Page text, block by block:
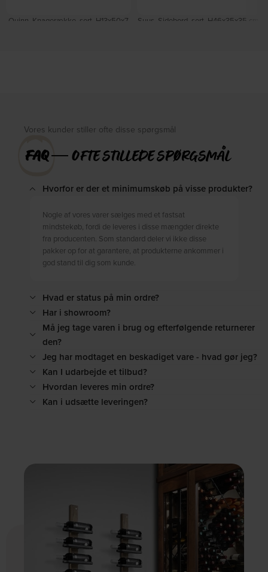
Quinn, Knagerække, sort, H13x50x7
Suus, Sidebord, sort, H46x35x35 cm,
Vores kunder stiller ofte disse spørgsmål
FAQ― OFTE STILLEDE SPØRGSMÅL
Hvorfor er der et minimumskøb på visse produkter?
Nogle af vores varer sælges med et fastsat
mindstekøb, fordi de leveres i disse mængder direkte
fra producenten. Som standard deler vi ikke disse
pakker op for at garantere, at produkterne ankommer i
god stand til dig som kunde.
Hvad er status på min ordre?
Har i showroom?
Må jeg tage varen i brug og efterfølgende returnerer
den?
Jeg har modtaget en beskadiget vare - hvad gør jeg?
Kan I udarbejde et tilbud?
Hvordan leveres min ordre?
Kan i udsætte leveringen?